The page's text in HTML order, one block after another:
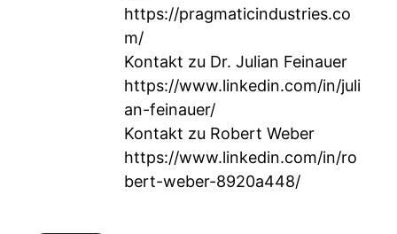
https://pragmaticindustries.co
m/
Kontakt zu Dr. Julian Feinauer
https://www.linkedin.com/in/juli
an-feinauer/
Kontakt zu Robert Weber
https://www.linkedin.com/in/ro
bert-weber-8920a448/